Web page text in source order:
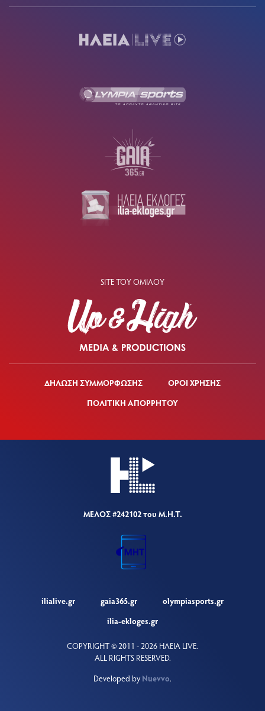
SITE ΤΟΥ ΟΜΙΛΟΥ
ΔΗΛΩΣΗ ΣΥΜΜΟΡΦΩΣΗΣ
ΟΡΟΙ ΧΡΗΣΗΣ
ΠΟΛΙΤΙΚΗ ΑΠΟΡΡΗΤΟΥ
ΜΕΛΟΣ #242102 του Μ.Η.Τ.
ilialive.gr gaia365.gr
olympiasports.gr
ilia-ekloges.gr
COPYRIGHT © 2011 - 2026 ΗΛΕΙΑ LIVE.
ALL RIGHTS RESERVED.
Developed by Nuevvo.